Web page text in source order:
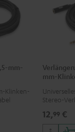
mm-
Klinken-
mm-
Stereo-
12,99 €